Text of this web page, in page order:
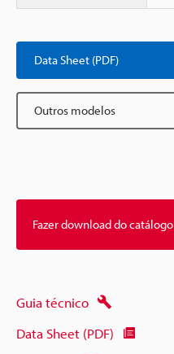
Data Sheet (PDF)
Outros modelos
Fazer download do catálogo
Guia técnico
Data Sheet (PDF)